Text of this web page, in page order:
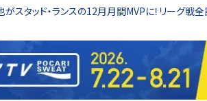
がスタッド・ランスの12月月間MVPに！リーグ